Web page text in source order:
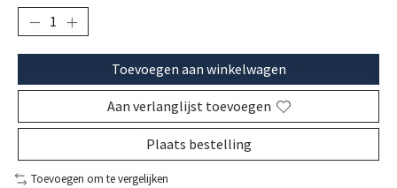
Toevoegen aan winkelwagen
Aan verlanglijst toevoegen
Plaats bestelling
Toevoegen om te vergelijken